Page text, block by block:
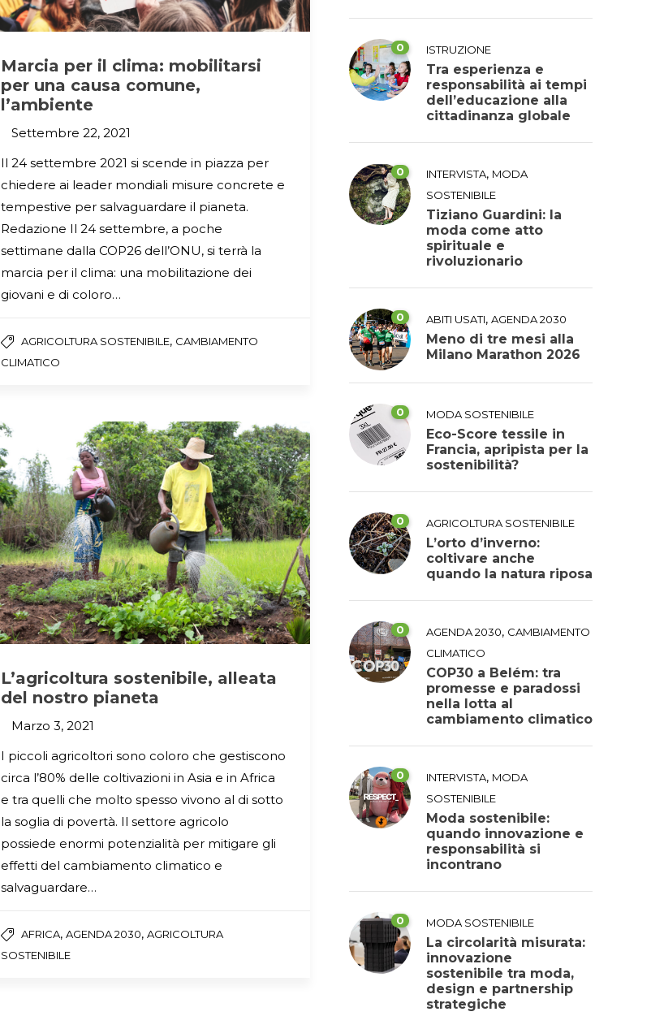
Marcia per il clima: mobilitarsi
per una causa comune,
l’ambiente
Settembre 22, 2021
Il 24 settembre 2021 si scende in piazza per
chiedere ai leader mondiali misure concrete e
tempestive per salvaguardare il pianeta.
Redazione Il 24 settembre, a poche
settimane dalla COP26 dell’ONU, si terrà la
marcia per il clima: una mobilitazione dei
giovani e di coloro…
AGRICOLTURA SOSTENIBILE, CAMBIAMENTO
CLIMATICO
L’agricoltura sostenibile, alleata
del nostro pianeta
Marzo 3, 2021
I piccoli agricoltori sono coloro che gestiscono
circa l’80% delle coltivazioni in Asia e in Africa
e tra quelli che molto spesso vivono al di sotto
la soglia di povertà. Il settore agricolo
possiede enormi potenzialità per mitigare gli
effetti del cambiamento climatico e
salvaguardare…
AFRICA, AGENDA 2030, AGRICOLTURA
SOSTENIBILE
0 ISTRUZIONE
Tra esperienza e
responsabilità ai tempi
dell’educazione alla
cittadinanza globale
0 INTERVISTA, MODA
SOSTENIBILE
Tiziano Guardini: la
moda come atto
spirituale e
rivoluzionario
0 ABITI USATI, AGENDA 2030
Meno di tre mesi alla
Milano Marathon 2026
0 MODA SOSTENIBILE
Eco-Score tessile in
Francia, apripista per la
sostenibilità?
0 AGRICOLTURA SOSTENIBILE
L’orto d’inverno:
coltivare anche
quando la natura riposa
0 AGENDA 2030, CAMBIAMENTO
CLIMATICO
COP30 a Belém: tra
promesse e paradossi
nella lotta al
cambiamento climatico
0 INTERVISTA, MODA
SOSTENIBILE
Moda sostenibile:
quando innovazione e
responsabilità si
incontrano
0 MODA SOSTENIBILE
La circolarità misurata:
innovazione
sostenibile tra moda,
design e partnership
strategiche